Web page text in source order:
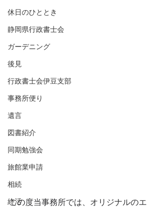
休日のひととき
静岡県行政書士会
ガーデニング
後見
行政書士会伊豆支部
事務所便り
遺言
図書紹介
同期勉強会
旅館業申請
相続
終活
この度当事務所では、オリジナルのエ